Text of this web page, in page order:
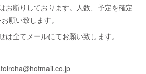
お断りしております。人数、予定を確定
願い致します。
は全てメールにてお願い致します。